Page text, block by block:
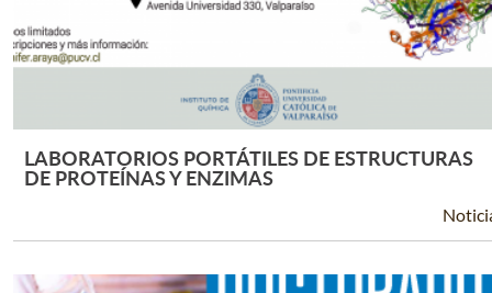
Leer Más +
LABORATORIOS PORTÁTILES DE ESTRUCTURAS
DE PROTEÍNAS Y ENZIMAS